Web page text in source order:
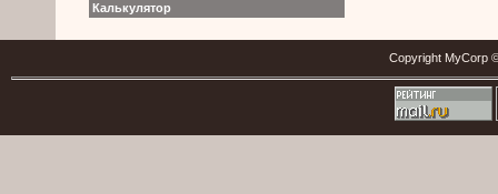
Калькулятор
Copyright MyCorp